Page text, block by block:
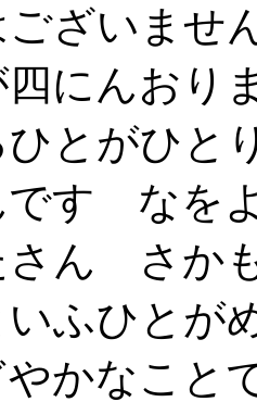
ございま
四にんお
ひとがひ
です なを
さん さか
ふひとが
かなこと